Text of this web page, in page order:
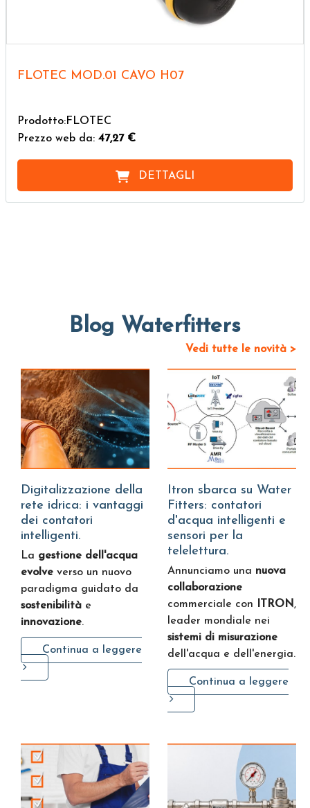
FLOTEC MOD.01 CAVO H07
Prodotto:FLOTEC
Prezzo web da: 47,27 €
DETTAGLI
Blog Waterfitters
Vedi tutte le novità >
Digitalizzazione della
rete idrica: i vantaggi
dei contatori
intelligenti.
La gestione dell'acqua
evolve verso un nuovo
paradigma guidato da
sostenibilità e
innovazione.
Continua a leggere
Itron sbarca su Water
Fitters: contatori
d'acqua intelligenti e
sensori per la
telelettura.
Annunciamo una nuova
collaborazione
commerciale con ITRON,
leader mondiale nei
sistemi di misurazione
dell'acqua e dell'energia.
Continua a leggere